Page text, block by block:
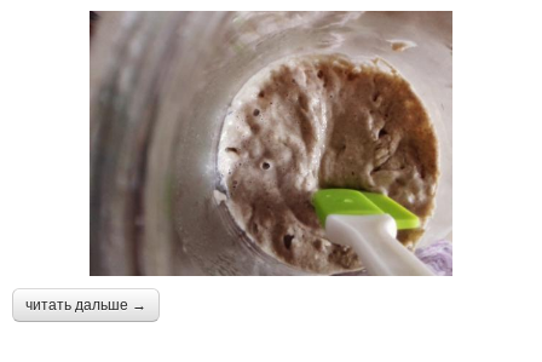
читать дальше →